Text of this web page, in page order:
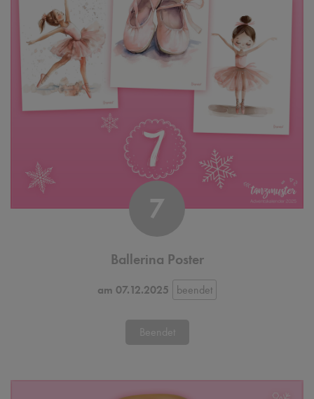
7
Ballerina Poster
am 07.12.2025
Beendet